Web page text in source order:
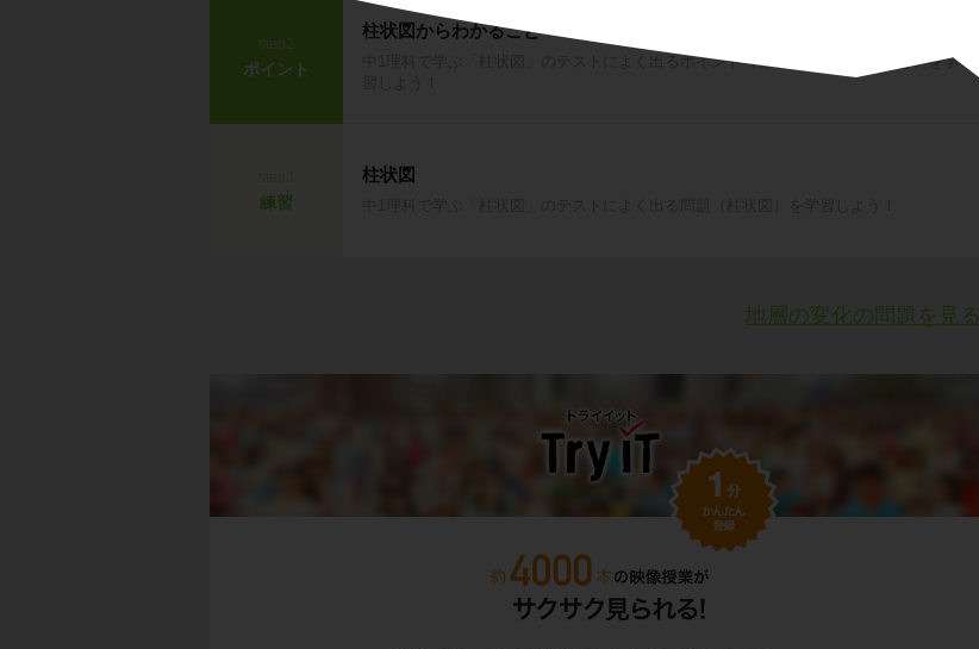
step2
ポイント
柱状図からわかること
中1理科で学ぶ「柱状図」のテストによく出るポイント（柱状図からわかること）を学
練習
柱状図
地層の変化の問題を見る